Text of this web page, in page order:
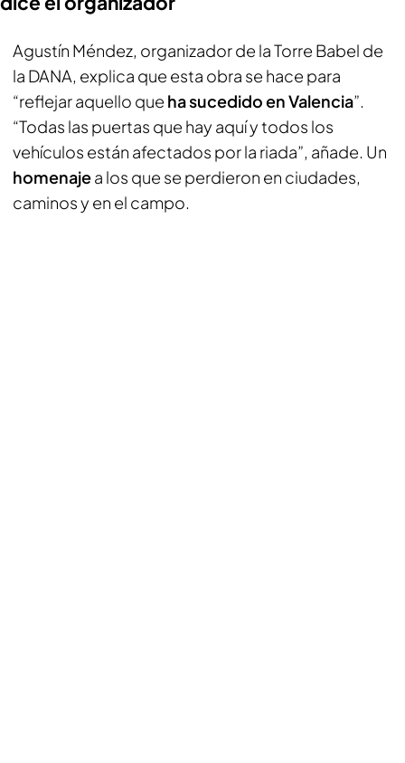
Agustín Méndez, organizador de la Torre Babel de
la DANA, explica que esta obra se hace para
“reflejar aquello que ha sucedido en Valencia”.
“Todas las puertas que hay aquí y todos los
vehículos están afectados por la riada”, añade. Un
homenajea los que se perdieron en ciudades,
caminos y en el campo.